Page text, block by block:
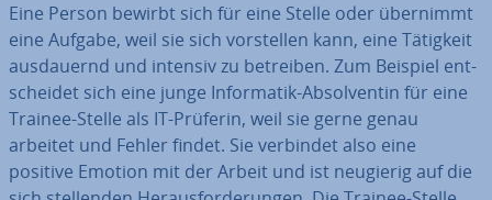
Eine Person bewirbt sich für eine Stelle oder übernimmt
eine Aufgabe, weil sie sich vor­stel­len kann, eine Tätigkeit
aus­dau­ernd und intensiv zu betreiben. Zum Beispiel ent­
schei­det sich eine junge In­for­ma­tik-Ab­sol­ven­tin für eine
Trainee-Stelle als IT-Prüferin, weil sie gerne genau
arbeitet und Fehler findet. Sie verbindet also eine
positive Emotion mit der Arbeit und ist neugierig auf die